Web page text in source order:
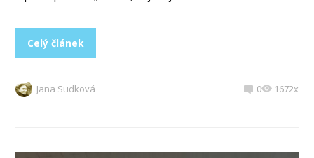
Celý článek
Jana Sudková 0 1672x